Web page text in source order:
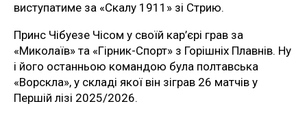
виступатиме за «Скалу 1911» зі Стрию.
Принс Чібуезе Чісом у своїй кар’єрі грав за
«Миколаїв» та «Гірник-Спорт» з Горішніх Плавнів. Ну
і його останньою командою була полтавська
«Ворскла», у складі якої він зіграв 26 матчів у
Першій лізі 2025/2026.